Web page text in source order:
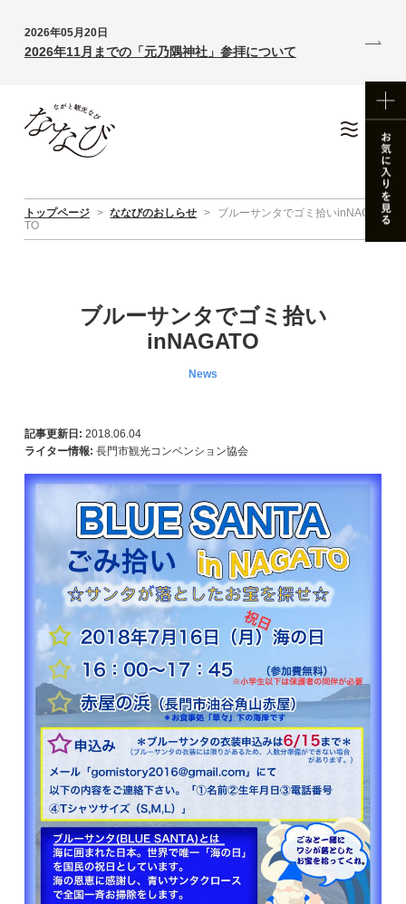
2026年05月20日
2026年11月までの「元乃隅神社」参拝について
トップページ > ななびのおしらせ >
ブルーサンタでゴミ拾いinNAGA
TO
ブルーサンタでゴミ拾い
inNAGATO
News
記事更新日: 2018.06.04
ライター情報: 長門市観光コンベンション協会